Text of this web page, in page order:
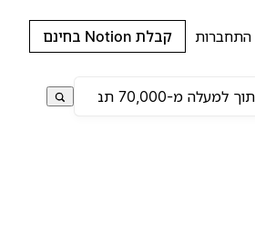
התחברות קבלת Notion בחינם